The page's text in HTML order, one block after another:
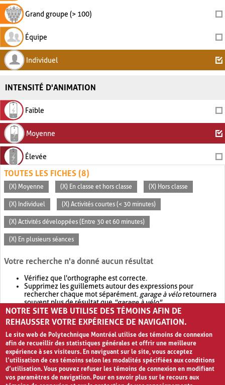
Grand groupe (> 100)
Équipe
Individuel
INTENSITÉ D'ANIMATION
Faible
Moyenne
Élevée
TOUTES LES FICHES (8)
(X) Moyenne (X) En classe et hors classe (X) Hors classe
(X) Individuel (X) Activités courtes (< 30 minutes)
(X) Activités développées (Entre 30 et 60 minutes)
(X) En plusieurs séances
Votre recherche n'a donné aucun résultat
Vérifiez que l'orthographe est correcte.
Supprimez les guillemets autour des expressions pour
rechercher chaque mot séparément. garage à véloretournera
souvent plus de résultat que"garage à vélo".
Envisagez d'élargir votre recherche avec OR.garage OR vélo
retournera souvent plus de résultat quegarage à vélo
NOTRE SITE WEB UTILISE DES TÉMOINS AFIN DE
REHAUSSER VOTRE EXPÉRIENCE DE NAVIGATION.
Le site web de Polytechnique Montréal utilise des témoins de connexion
afin de recueillir des statistiques générales et offrir une meilleure
expérience à ses visiteurs. En naviguant sur le site, vous acceptez
l’utilisation de ces témoins selon les modalités spécifiées aux conditions
d’utilisation. Vous pouvez refuser les témoins de connexion en modifiant
vos paramètres de navigation. Pour en savoir plus sur le recours aux